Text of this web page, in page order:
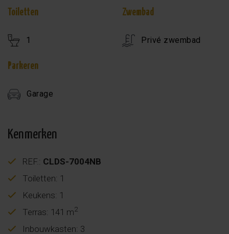
Toiletten
1
Zwembad
Privé zwembad
Parkeren
Garage
Kenmerken
REF.: CLDS-7004NB
Toiletten: 1
Keukens: 1
Terras: 141 m2
Inbouwkasten: 3